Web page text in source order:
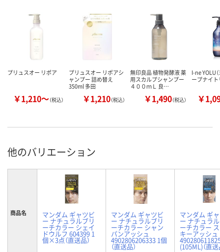
プリュスオー リポア
￥1,210～（税込）
プリュスオー リポアシ
ャンプー 詰め替え
350ml 多田
￥1,210（税込）
無印良品 植物発酵液 薬
用スカルプシャンプー
４００ｍＬ 良…
￥1,490（税込）
I-ne YOLU
ープナイ
￥
他のバリエーション
商品名 マンダム ギャツビ
ー ナチュラルブリ
ーチカラー シェイ
ドウルフ 604399 1
個×3点（直送品）
マンダム ギャツビ
ー ナチュラルブリ
ーチカラー シャン
パンアッシュ
4902806206333 1個
（直送品）
マンダム ギ
ー ナチュラ
ーチカラー
キーアッシュ
(105ML)（直送